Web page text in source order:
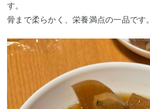
す。
骨まで柔らかく、栄養満点の一品です。